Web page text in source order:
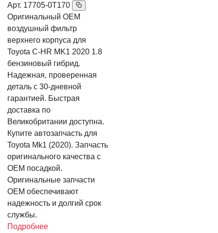
Арт. 17705-0T170
Оригинальный OEM
воздушный фильтр
верхнего корпуса для
Toyota C-HR MK1 2020 1.8
бензиновый гибрид.
Надежная, проверенная
деталь с 30-дневной
гарантией. Быстрая
доставка по
Великобритании доступна.
Купите автозапчасть для
Toyota Mk1 (2020). Запчасть
оригинального качества с
OEM посадкой.
Оригинальные запчасти
OEM обеспечивают
надежность и долгий срок
службы.
Подробнее